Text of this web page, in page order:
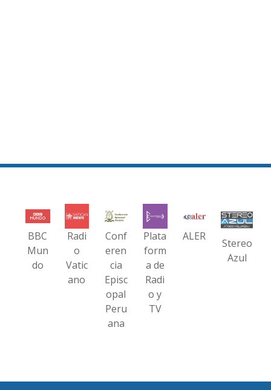
BBC
Mun
do
Radi
o
Vatic
ano
Conf
eren
cia
Episc
opal
Peru
ana
Plata
form
a de
Radi
o y
TV
ALER
Stereo
Azul